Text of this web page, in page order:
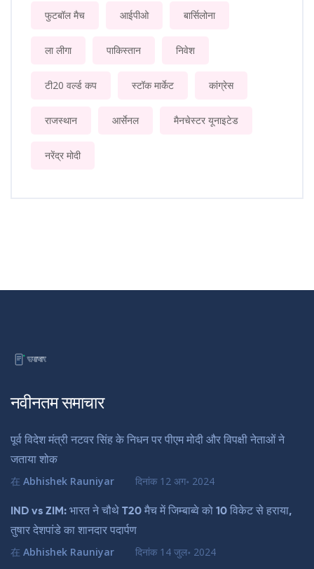
फुटबॉल मैच आईपीओ बार्सिलोना
ला लीगा पाकिस्तान निवेश
टी20 वर्ल्ड कप स्टॉक मार्केट कांग्रेस
राजस्थान आर्सेनल मैनचेस्टर यूनाइटेड
नरेंद्र मोदी
नवीनतम समाचार
पूर्व विदेश मंत्री नटवर सिंह के निधन पर पीएम मोदी और विपक्षी नेताओं ने
जताया शोक
在 Abhishek Rauniyar दिनांक 12 अग॰ 2024
IND vs ZIM: भारत ने चौथे T20 मैच में जिम्बाब्वे को 10 विकेट से हराया,
तुषार देशपांडे का शानदार पदार्पण
在 Abhishek Rauniyar दिनांक 14 जुल॰ 2024